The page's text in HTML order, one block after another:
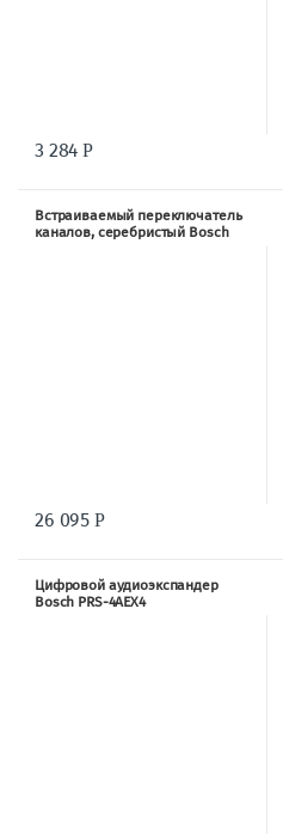
3 284Р
Встраиваемый переключатель
каналов, серебристый Bosch
26 095Р
Цифровой аудиоэкспандер
Bosch PRS-4AEX4